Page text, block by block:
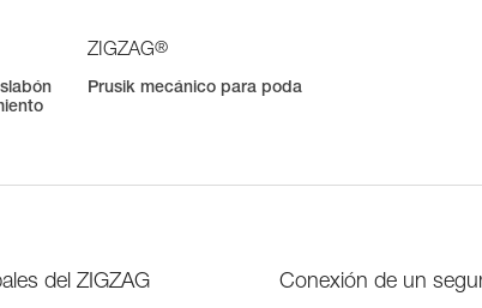
ZIGZAG®
Prusik mecánico para poda
del ZIGZAG Conexión de un